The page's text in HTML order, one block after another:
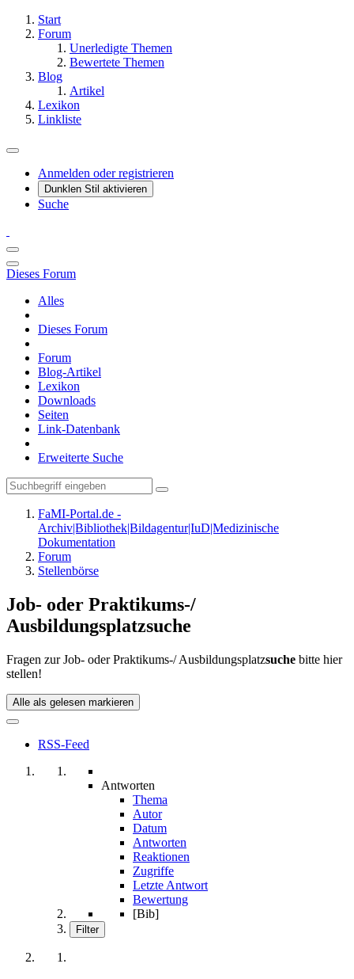
Start
Forum
Unerledigte Themen
Bewertete Themen
Blog
Artikel
Lexikon
Linkliste
Anmelden oder registrieren
Dunklen Stil aktivieren
Suche
Dieses Forum
Alles
Dieses Forum
Forum
Blog-Artikel
Lexikon
Downloads
Seiten
Link-Datenbank
Erweiterte Suche
FaMI-Portal.de -
Archiv|Bibliothek|Bildagentur|IuD|Medizinische
Dokumentation
Forum
Stellenbörse
Job- oder Praktikums-/
Ausbildungsplatzsuche
Fragen zur Job- oder Praktikums-/ Ausbildungsplatzsuche bitte hier
stellen!
Alle als gelesen markieren
RSS-Feed
Antworten
Thema
Autor
Datum
Antworten
Reaktionen
Zugriffe
Letzte Antwort
Bewertung
[Bib]
Filter